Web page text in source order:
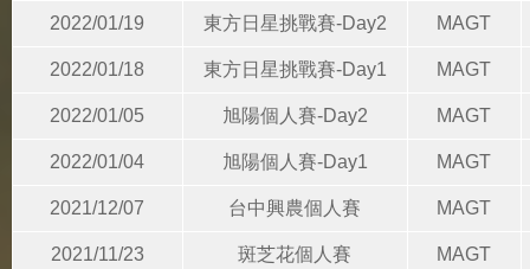
2022/01/19 東方日星挑戰賽-Day2 MAGT
2022/01/18 東方日星挑戰賽-Day1 MAGT
2022/01/05 旭陽個人賽-Day2 MAGT
2022/01/04 旭陽個人賽-Day1 MAGT
2021/12/07 台中興農個人賽 MAGT
2021/11/23 斑芝花個人賽 MAGT